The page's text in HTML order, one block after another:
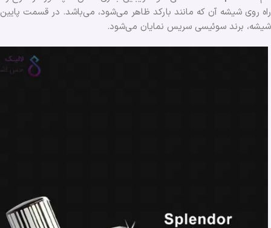
راه روی شیشه آن که مانند بارکد ظاهر می‌شود، می‌باشد. در قسمت پایین
شیشه، برند سوئیسی سریس نمایان می‌شود.